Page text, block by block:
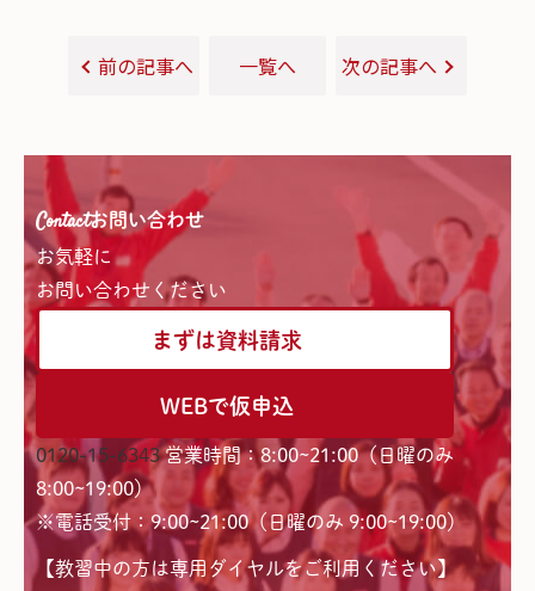
前の記事へ 一覧へ 次の記事へ
Contactお問い合わせ
お気軽に
お問い合わせください
まずは資料請求
WEBで仮申込
0120-15-6343 営業時間：8:00~21:00（日曜のみ
8:00~19:00）
※電話受付：9:00~21:00（日曜のみ 9:00~19:00）
【教習中の方は専用ダイヤルをご利用ください】